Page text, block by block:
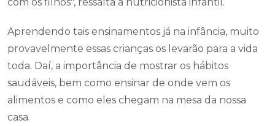
Aprendendo tais ensinamentos já na infância, muito
provavelmente essas crianças os levarão para a vida
toda. Daí, a importância de mostrar os hábitos
saudáveis, bem como ensinar de onde vem os
alimentos e como eles chegam na mesa da nossa
casa.